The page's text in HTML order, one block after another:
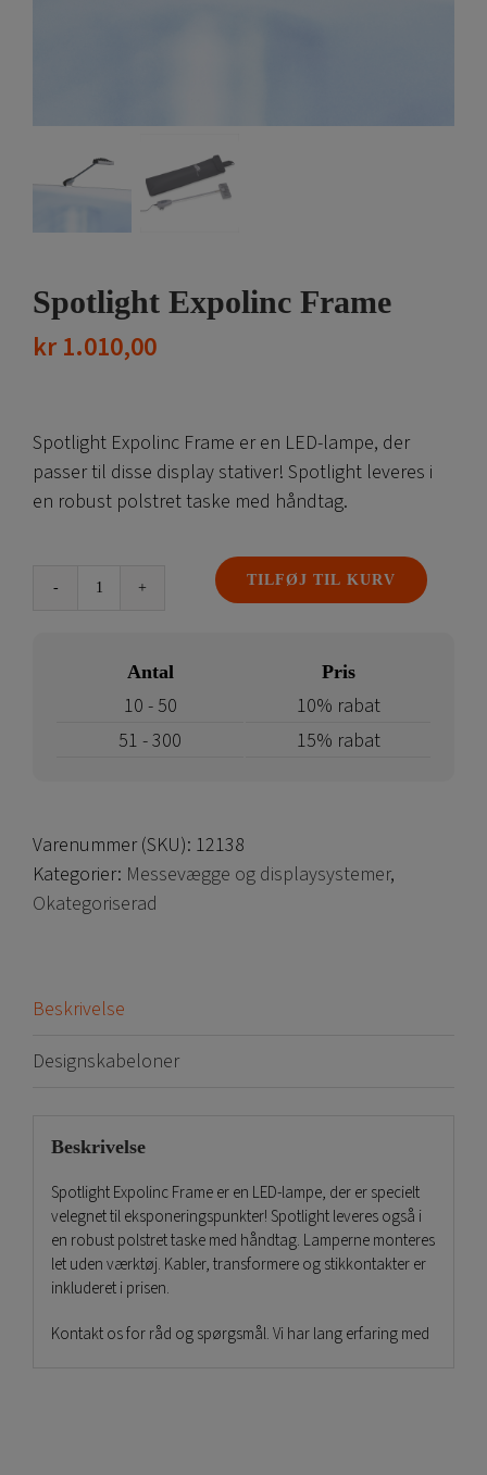
Spotlight Expolinc Frame
kr1.010,00
Spotlight Expolinc Frame er en LED-lampe, der
passer til disse display stativer! Spotlight leveres i
en robust polstret taske med håndtag.
Spotlight
Frame
TILFØJ TIL KURV
Antal Pris
10 - 50
10% rabat
51 - 300
15% rabat
Varenummer (SKU): 12138
Kategorier: Messevægge og displaysystemer,
Okategoriserad
Beskrivelse
Designskabeloner
Beskrivelse
Spotlight Expolinc Frame er en LED-lampe, der er specielt
velegnet til eksponeringspunkter! Spotlight leveres også i
en robust polstret taske med håndtag. Lamperne monteres
let uden værktøj. Kabler, transformere og stikkontakter er
inkluderet i prisen.
Kontakt os for råd og spørgsmål. Vi har lang erfaring med